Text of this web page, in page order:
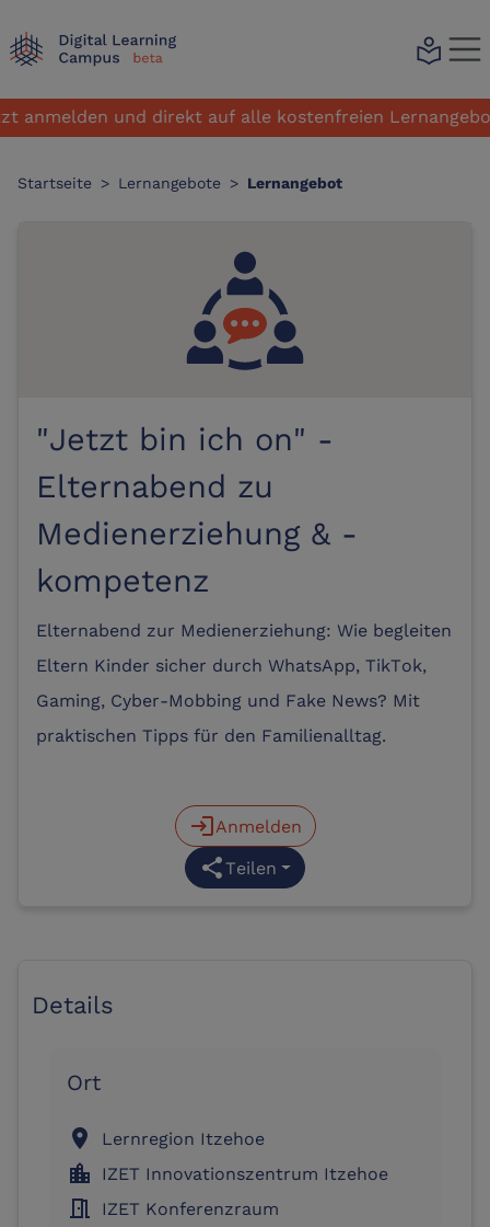
local_library
und direkt auf alle kostenfreien Lernangebote
Startseite > Lernangebote > Lernangebot
"Jetzt bin ich on" -
Elternabend zu
Medienerziehung & -
kompetenz
Elternabend zur Medienerziehung: Wie begleiten
Eltern Kinder sicher durch WhatsApp, TikTok,
Gaming, Cyber-Mobbing und Fake News? Mit
praktischen Tipps für den Familienalltag.
loginAnmelden
shareTeilen
Details
Ort
location_on Lernregion Itzehoe
location_city IZET Innovationszentrum Itzehoe
meeting_room IZET Konferenzraum